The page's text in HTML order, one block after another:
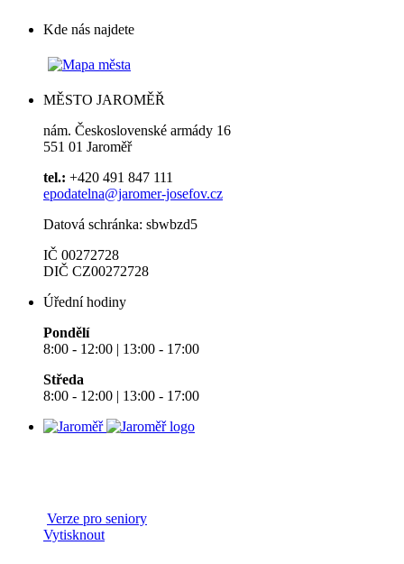
Kde nás najdete
MĚSTO JAROMĚŘ
nám. Československé armády 16
551 01 Jaroměř
tel.: +420 491 847 111
epodatelna@jaromer-josefov.cz
Datová schránka: sbwbzd5
IČ 00272728
DIČ CZ00272728
Úřední hodiny
Pondělí
8:00 - 12:00 | 13:00 - 17:00
Středa
8:00 - 12:00 | 13:00 - 17:00
Verze pro seniory
Vytisknout